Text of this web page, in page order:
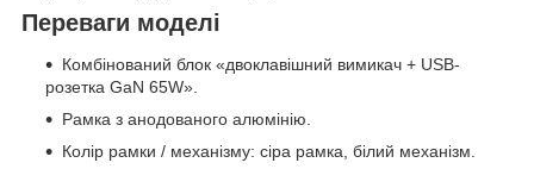
Переваги моделі
Комбінований блок «двоклавішний вимикач + USB-
розетка GaN 65W».
Рамка з анодованого алюмінію.
Колір рамки / механізму: сіра рамка, білий механізм.